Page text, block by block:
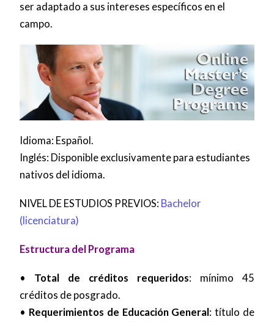
ser adaptado a sus intereses específicos en el
campo.
Idioma: Español.
Inglés: Disponible exclusivamente para estudiantes
nativos del idioma.
NIVEL DE ESTUDIOS PREVIOS: Bachelor
(licenciatura)
Estructura del Programa
• Total de créditos requeridos: mínimo 45
créditos de posgrado.
• Requerimientos de Educación General: título de